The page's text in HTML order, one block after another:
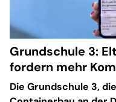
Grundschule 3:
fordern mehr
Die Grundschule 3,